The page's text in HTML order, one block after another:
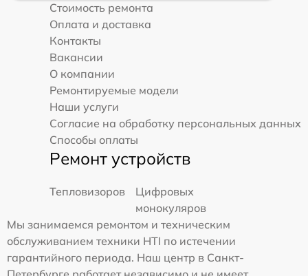
Стоимость ремонта
Оплата и доставка
Контакты
Вакансии
О компании
Ремонтируемые модели
Наши услуги
Согласие на обработку персональных данных
Способы оплаты
Ремонт устройств
Тепловизоров
Цифровых
монокуляров
Мы занимаемся ремонтом и техническим
обслуживанием техники HTI по истечении
гарантийного периода. Наш центр в Санкт-